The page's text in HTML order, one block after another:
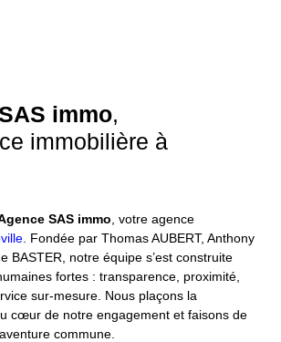
immo,
immobilière à
SAS immo , votre agence
. Fondée par Thomas AUBERT, Anthony
BASTER, notre équipe s’est construite
fortes : transparence, proximité,
sur-mesure. Nous plaçons la
cœur de notre engagement et faisons de
commune.